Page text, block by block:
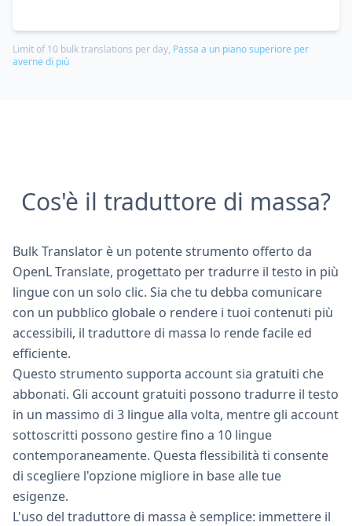
Limit of 10 bulk translations per day, Passa a un piano superiore per
averne di più
Cos'è il traduttore di massa?
Bulk Translator è un potente strumento offerto da
OpenL Translate, progettato per tradurre il testo in più
lingue con un solo clic. Sia che tu debba comunicare
con un pubblico globale o rendere i tuoi contenuti più
accessibili, il traduttore di massa lo rende facile ed
efficiente.
Questo strumento supporta account sia gratuiti che
abbonati. Gli account gratuiti possono tradurre il testo
in un massimo di 3 lingue alla volta, mentre gli account
sottoscritti possono gestire fino a 10 lingue
contemporaneamente. Questa flessibilità ti consente
di scegliere l'opzione migliore in base alle tue
esigenze.
L'uso del traduttore di massa è semplice: immettere il